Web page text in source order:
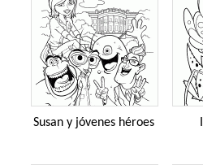
Susan y jóvenes héroes